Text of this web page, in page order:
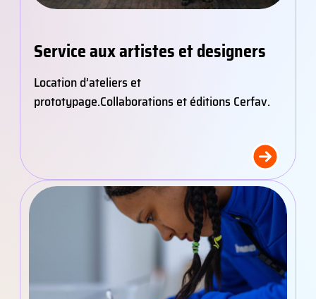
Service aux artistes et designers
Location d’ateliers et
prototypage.Collaborations et éditions Cerfav.